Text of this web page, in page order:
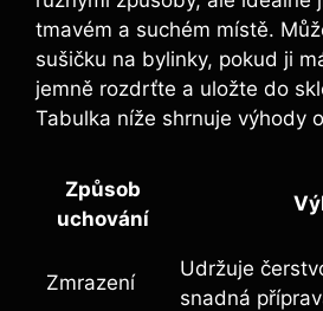
tmavém a suchém místě.
sušičku na bylinky, pokud ji
jemně rozdrťte a uložte do
Tabulka níže shrnuje výhody
Způsob
uchování
Zmrazení
Udržuje
snadná